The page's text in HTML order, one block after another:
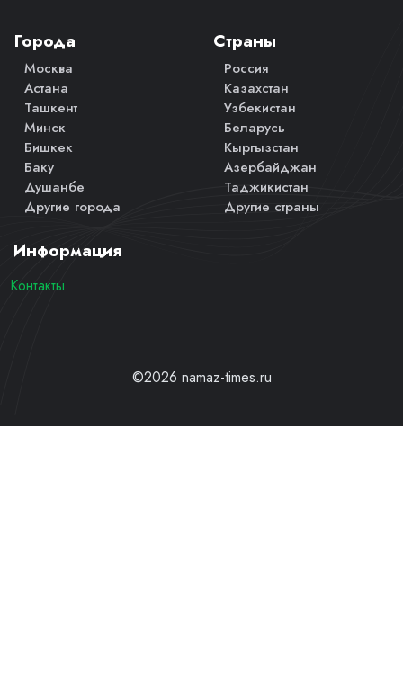
Города
Москва
Астана
Ташкент
Минск
Бишкек
Баку
Душанбе
Другие города
Страны
Россия
Казахстан
Узбекистан
Беларусь
Кыргызстан
Азербайджан
Таджикистан
Другие страны
Информация
Контакты
©2026 namaz-times.ru